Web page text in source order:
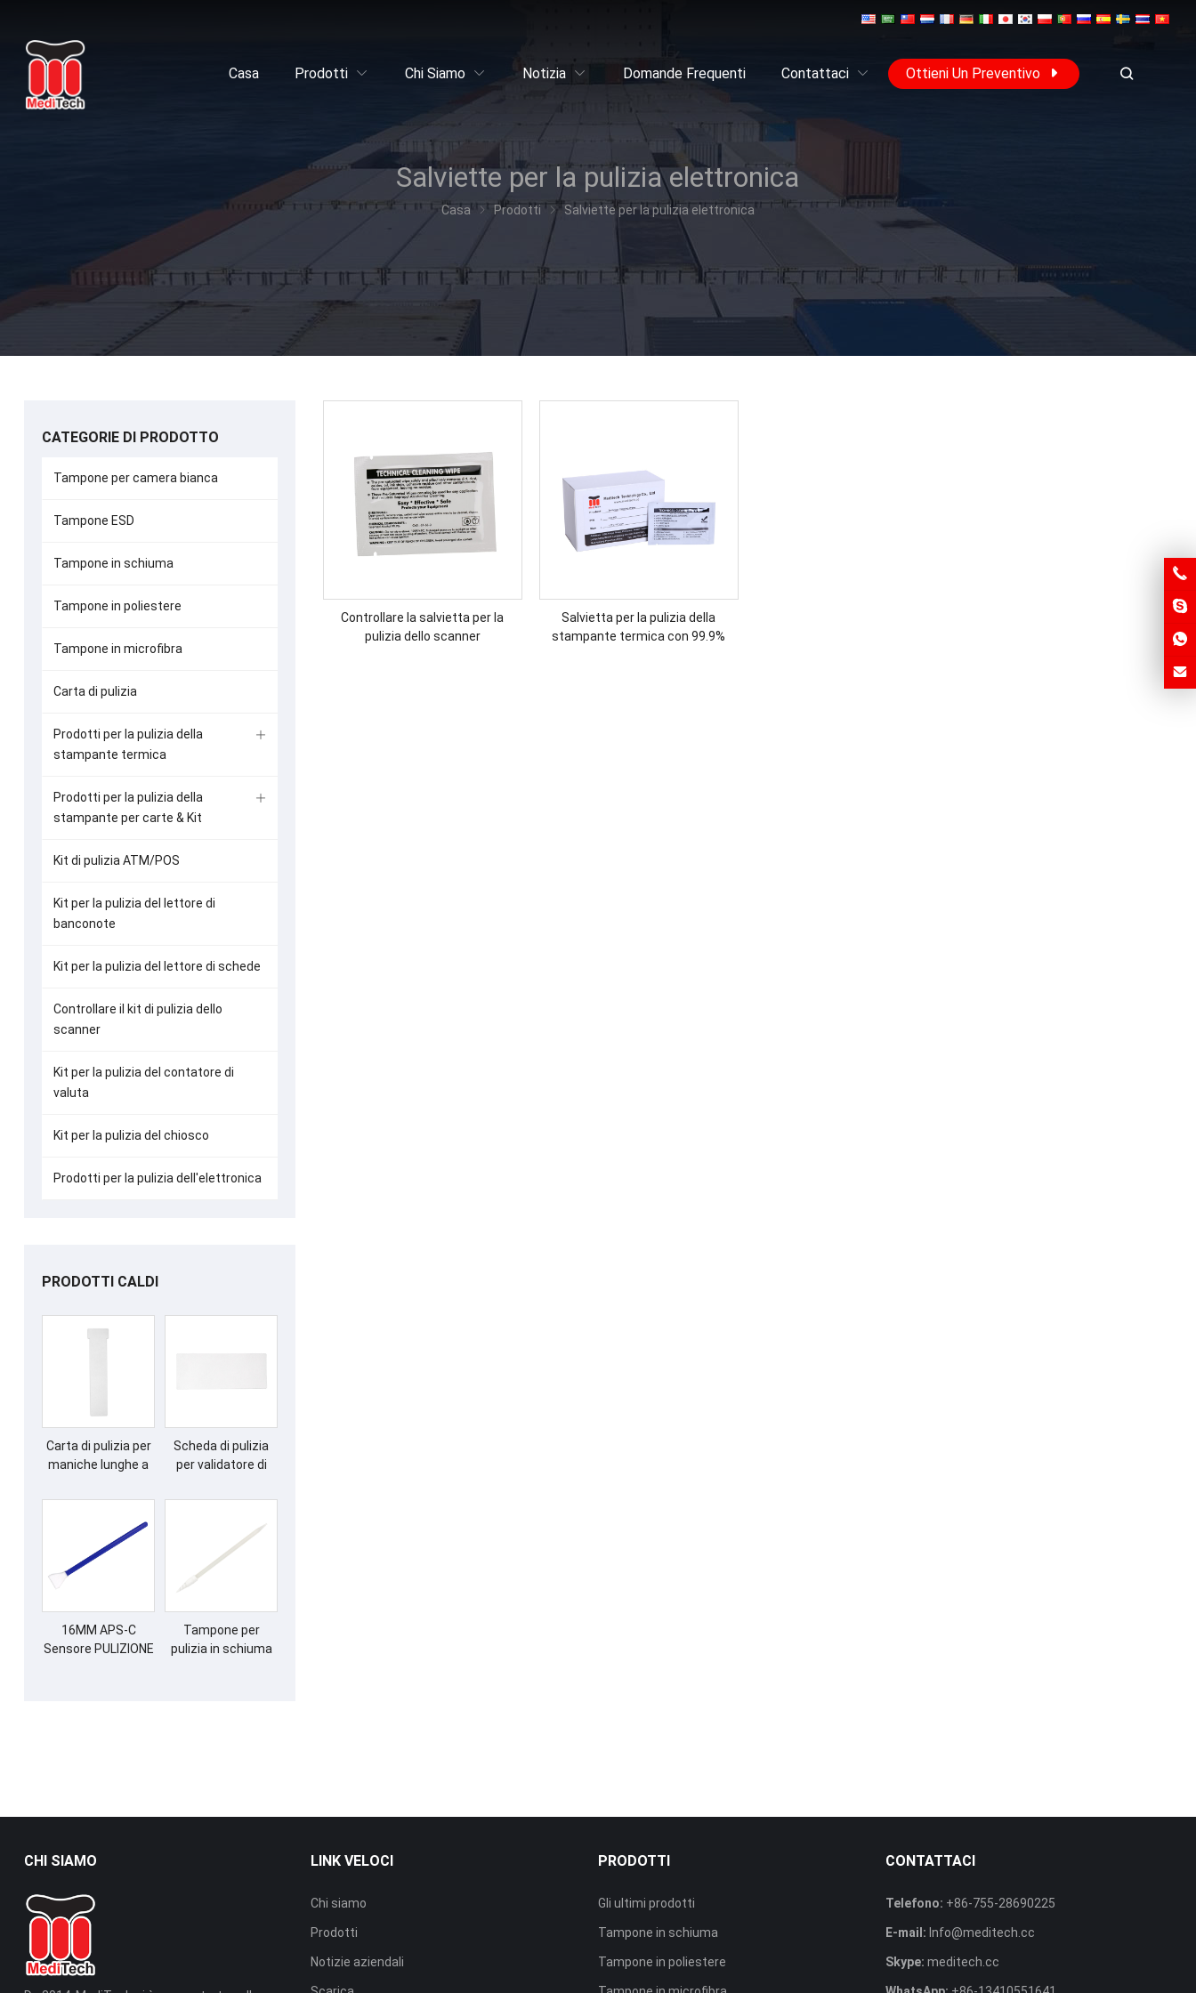
Casa Prodotti Chi Siamo Notizia Domande Frequenti Contattaci Ottieni Un Preventivo
Salviette per la pulizia elettronica
Casa Prodotti Salviette per la pulizia elettronica
Controllare la salvietta per la
pulizia dello scanner
Salvietta per la pulizia della
stampante termica con 99.9%
CATEGORIE DI PRODOTTO
Tampone per camera bianca
Tampone ESD
Tampone in schiuma
Tampone in poliestere
Tampone in microfibra
Carta di pulizia
Prodotti per la pulizia della
stampante termica
Prodotti per la pulizia della
stampante per carte & Kit
Kit di pulizia ATM/POS
Kit per la pulizia del lettore di
banconote
Kit per la pulizia del lettore di schede
Controllare il kit di pulizia dello
scanner
Kit per la pulizia del contatore di
valuta
Kit per la pulizia del chiosco
Prodotti per la pulizia dell'elettronica
PRODOTTI CALDI
Carta di pulizia per
maniche lunghe a
Scheda di pulizia
per validatore di
65x156mm
16MM APS-C
Sensore PULIZIONE
Tampone per
pulizia in schiuma
CHI SIAMO LINK VELOCI
Chi siamo
Prodotti
Notizie aziendali
PRODOTTI
Gli ultimi prodotti
Tampone in schiuma
Tampone in poliestere
CONTATTACI
Telefono: +86-755-28690225
E-mail: Info@meditech.cc
Skype: meditech.cc